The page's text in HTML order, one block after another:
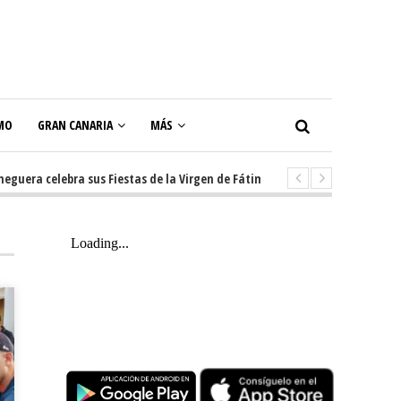
GRAN CANARIA MÁS
celebra sus Fiestas de la Virgen de Fátima con diez días de tradición,